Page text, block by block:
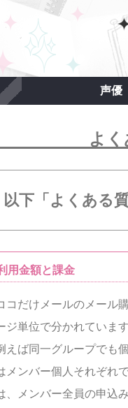
声優
よ
下「よくある
用金額と課金
コだけメールのメール
ジ単位で分かれています
えば同一グループでも
メンバー個人それぞれ
、メンバー全員の申込